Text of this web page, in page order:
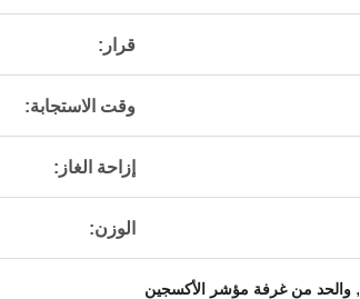
قرار:
وقت الاستجابة:
إزاحة الغاز:
الوزن:
, والحد من غرفة مؤشر الأكسجين